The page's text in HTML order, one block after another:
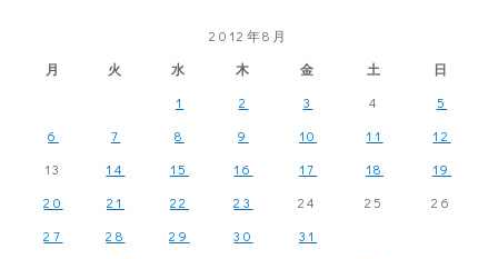
2012年8月
月
火 水 木 金 土 日
1 2 3 4
5
6
7 8 9 10 11
12
13
14 15 16 17 18
19
20
21 22 23 24 25
26
27
28 29 30 31